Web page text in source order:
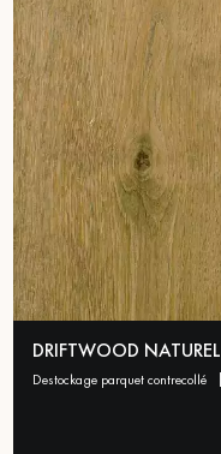
DRIFTWOOD NATUREL
destockage parquet contrecollé